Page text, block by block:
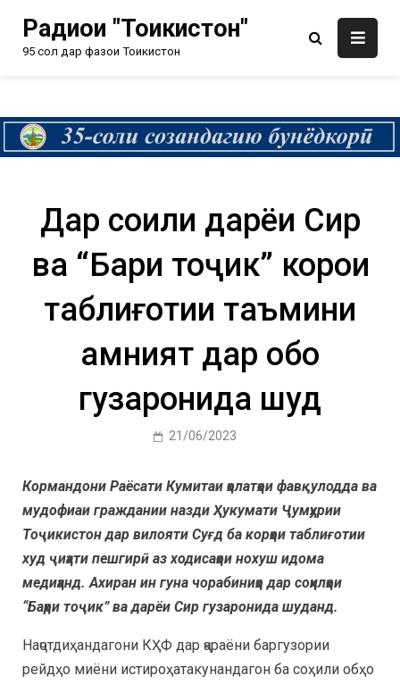
Радиои "Тоҷикистон"
95 сол дар фазои Тоҷикистон
Дар соҳили дарёи Сир
ва “Баҳри тоҷик” корҳои
таблиғотии таъмини
амният дар обҳо
гузаронида шуд
21/06/2023
Кормандони Раёсати Кумитаи ҳолатҳои фавқулодда ва
мудофиаи граждании назди Ҳукумати Ҷумҳурии
Тоҷикистон дар вилояти Суғд ба корҳои таблиғотии
худ ҷиҳати пешгирӣ аз ходисаҳои нохуш идома
медиҳанд. Ахиран ин гуна чорабиниҳо дар соҳилҳои
“Баҳри тоҷик” ва дарёи Сир гузаронида шуданд.
Наҷотдиҳандагони КҲФ дар ҷараёни баргузории
рейдҳо миёни истироҳатакунандагон ба соҳили обҳо